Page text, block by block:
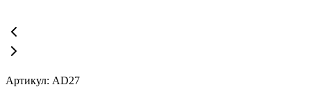
Артикул: AD27